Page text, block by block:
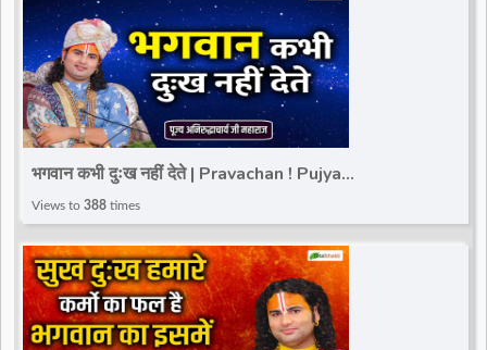
भगवान कभी दुःख नहीं देते | Pravachan ! Pujya
Aniruddhacharya Ji Maharaj
Views to 388 times